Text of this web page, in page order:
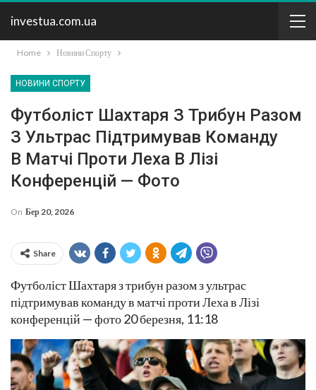
investua.com.ua
Home Новини Спорту
НОВИНИ СПОРТУ
Футболіст Шахтаря З Трибун Разом
З Ультрас Підтримував Команду
В Матчі Проти Леха В Лізі
Конференцій — Фото
On Бер 20, 2026
Share
Футболіст Шахтаря з трибун разом з ультрас
підтримував команду в матчі проти Леха в Лізі
конференцій — фото 20 березня, 11:18